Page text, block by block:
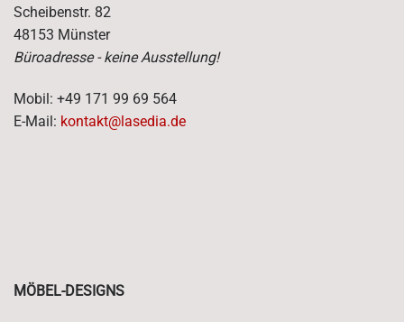
Scheibenstr. 82
48153 Münster
Büroadresse - keine Ausstellung!
Mobil: +49 171 99 69 564
E-Mail: kontakt@lasedia.de
MÖBEL-DESIGNS